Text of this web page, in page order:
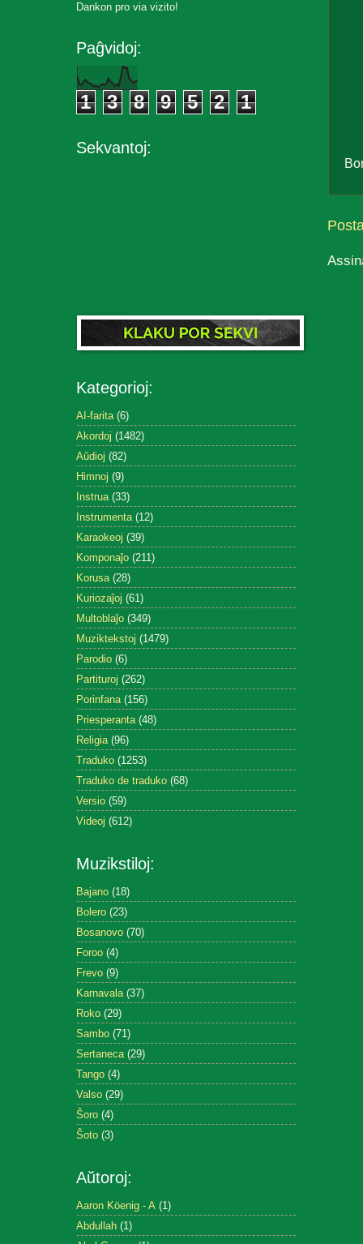
Dankon pro via vizito!
Paĝvidoj:
1 3 8 9 5 2 1
Sekvantoj:
Kategorioj:
AI-farita (6)
Akordoj (1482)
Aŭdioj (82)
Himnoj (9)
Instrua (33)
Instrumenta (12)
Karaokeoj (39)
Komponaĵo (211)
Korusa (28)
Kuriozaĵoj (61)
Multoblaĵo (349)
Muziktekstoj (1479)
Parodio (6)
Partituroj (262)
Porinfana (156)
Priesperanta (48)
Religia (96)
Traduko (1253)
Traduko de traduko (68)
Versio (59)
Videoj (612)
Muzikstiloj:
Bajano (18)
Bolero (23)
Bosanovo (70)
Foroo (4)
Frevo (9)
Karnavala (37)
Roko (29)
Sambo (71)
Sertaneca (29)
Tango (4)
Valso (29)
Ŝoro (4)
Ŝoto (3)
Aŭtoroj:
Aaron Köenig - A (1)
Abdullah (1)